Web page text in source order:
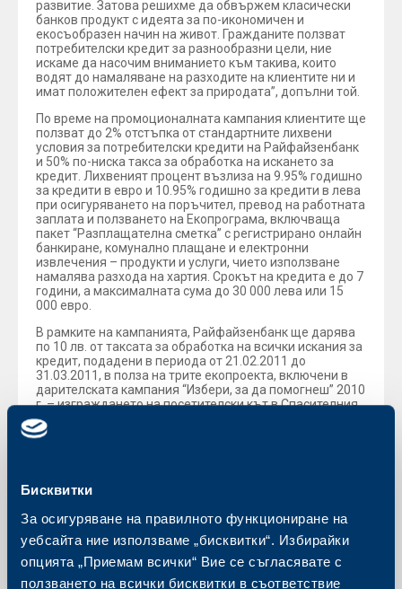
Бисквитки
За осигуряване на правилното функциониране на
уебсайта ние използваме „бисквитки“. Избирайки
опцията „Приемам всички“ Вие се съгласявате с
ползването на всички бисквитки в съответствие
развитие. Затова решихме да обвържем класически
банков продукт с идеята за по-икономичен и
екосъобразен начин на живот. Гражданите ползват
потребителски кредит за разнообразни цели, ние
искаме да насочим вниманието към такива, които
водят до намаляване на разходите на клиентите ни и
имат положителен ефект за природата”, допълни той.
По време на промоционалната кампания клиентите ще
ползват до 2% отстъпка от стандартните лихвени
условия за потребителски кредити на Райфайзенбанк
и 50% по-ниска такса за обработка на искането за
кредит. Лихвеният процент възлиза на 9.95% годишно
за кредити в евро и 10.95% годишно за кредити в лева
при осигуряването на поръчител, превод на работната
заплата и ползването на Екопрограма, включваща
пакет “Разплащателна сметка” с регистрирано онлайн
банкиране, комунално плащане и електронни
извлечения – продукти и услуги, чието използване
намалява разхода на хартия. Срокът на кредита е до 7
години, а максималната сума до 30 000 лева или 15
000 евро.
В рамките на кампанията, Райфайзенбанк ще дарява
по 10 лв. от таксата за обработка на всички искания за
кредит, подадени в периода от 21.02.2011 до
31.03.2011, в полза на трите екопроекта, включени в
дарителската кампания “Избери, за да помогнеш” 2010
г. – изграждането на посетителски кът в Спасителния
център за диви животни, Стара Загора, изграждането
на екопътека в Природен парк “Рилски манастир”,
поравно между трите проекта.
Рекламните материали на кампанията и искането за
брошурата ще съдържа анкета, свързана с
опазването на околната среда. Всеки, попълнил